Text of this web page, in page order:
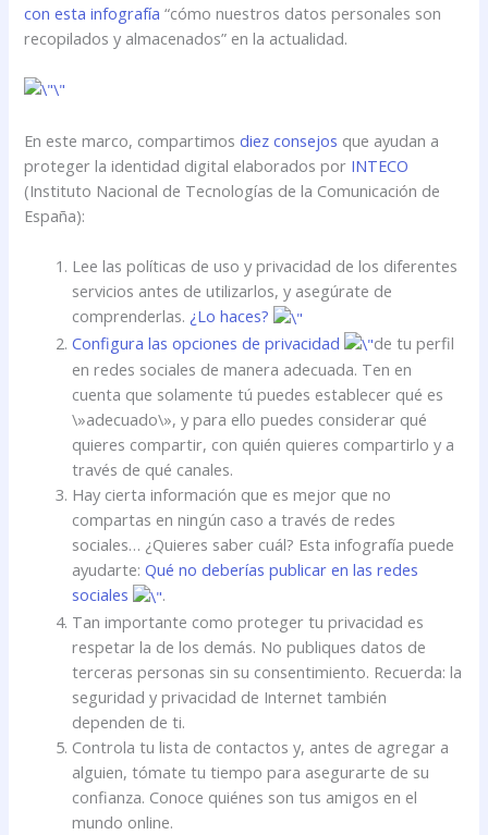
con esta infografía “cómo nuestros datos personales son
recopilados y almacenados” en la actualidad.
En este marco, compartimosdiez consejos que ayudan a
proteger la identidad digital elaborados por INTECO
(Instituto Nacional de Tecnologías de la Comunicación de
España):
Lee las políticas de uso y privacidad de los diferentes
servicios antes de utilizarlos, y asegúrate de
comprenderlas. ¿Lo haces?
Configura las opciones de privacidad
de tu perfil
en redes sociales de manera adecuada. Ten en
cuenta que solamente tú puedes establecer qué es
\»adecuado\», y para ello puedes considerar qué
quieres compartir, con quién quieres compartirlo y a
través de qué canales.
Hay cierta información que es mejor que no
compartas en ningún caso a través de redes
sociales… ¿Quieres saber cuál? Esta infografía puede
ayudarte:Qué no deberías publicar en las redes
sociales
.
Tan importante como proteger tu privacidad es
respetar la de los demás. No publiques datos de
terceras personas sin su consentimiento. Recuerda: la
seguridad y privacidad de Internet también
dependen de ti.
Controla tu lista de contactos y, antes de agregar a
alguien, tómate tu tiempo para asegurarte de su
confianza. Conoce quiénes son tus amigos en el
mundo online.